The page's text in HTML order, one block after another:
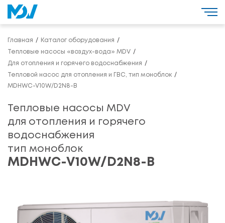
Главная Каталог оборудования
Тепловые насосы «воздух-вода» MDV
Для отопления и горячего водоснабжения
Тепловой насос для отопления и ГВС, тип моноблок
MDHWC-V10W/D2N8-B
Тепловые насосы MDV
для отопления и горячего
водоснабжения
тип моноблок
MDHWC-V10W/D2N8-B